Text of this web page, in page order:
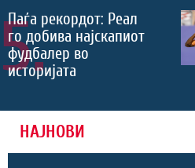
5.
Паѓа рекордот: Реал
го добива најскапиот
фудбалер во
историјата
НАЈНОВИ